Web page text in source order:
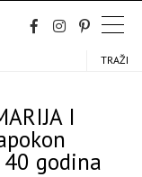
TRAŽI
I
godina